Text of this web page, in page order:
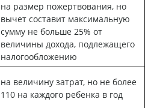
на размер пожертвования, но
вычет составит максимальную
сумму не больше 25% от
величины дохода, подлежащего
налогообложению
на величину затрат, но не более
110 на каждого ребенка в год